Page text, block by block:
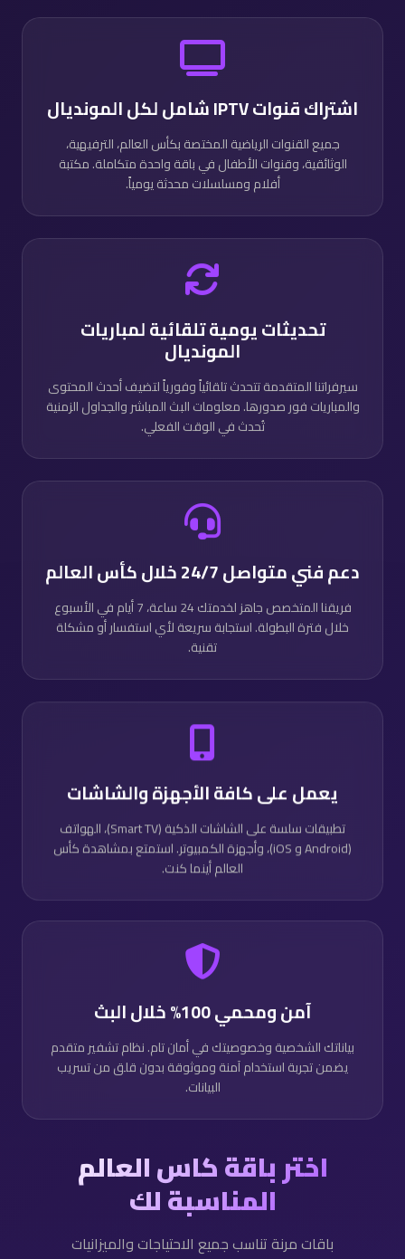
اشتراك قنوات IPTV شامل لكل المونديال
جميع القنوات الرياضية المختصة بكأس العالم، الترفيهية،
الوثائقية، وقنوات الأطفال في باقة واحدة متكاملة. مكتبة
أفلام ومسلسلات محدثة يومياً.
تحديثات يومية تلقائية لمباريات
المونديال
سيرفراتنا المتقدمة تتحدث تلقائياً وفورياً لتضيف أحدث المحتوى
والمباريات فور صدورها. معلومات البث المباشر والجداول الزمنية
تُحدث في الوقت الفعلي.
دعم فني متواصل 24/7 خلال كأس العالم
فريقنا المتخصص جاهز لخدمتك 24 ساعة، 7 أيام في الأسبوع
خلال فترة البطولة. استجابة سريعة لأي استفسار أو مشكلة
تقنية.
يعمل على كافة الأجهزة والشاشات
تطبيقات سلسة على الشاشات الذكية (Smart TV)، الهواتف
(Android و iOS)، وأجهزة الكمبيوتر. استمتع بمشاهدة كأس
العالم أينما كنت.
آمن ومحمي 100% خلال البث
بياناتك الشخصية وخصوصيتك في أمان تام. نظام تشفير متقدم
يضمن تجربة استخدام آمنة وموثوقة بدون قلق من تسريب
البيانات.
اختر باقة كاس العالم
المناسبة لك
باقات مرنة تناسب جميع الاحتياجات والميزانيات